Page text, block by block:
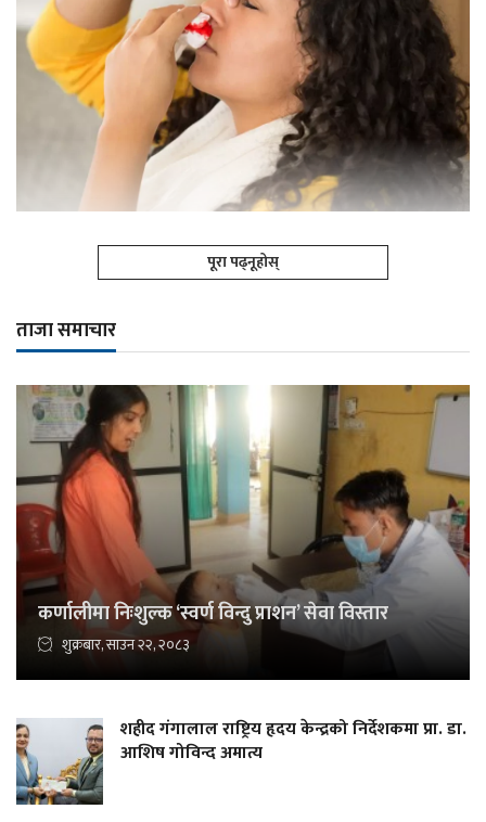
पूरा पढ्नूहोस्
ताजा समाचार
कर्णालीमा निःशुल्क ‘स्वर्ण विन्दु प्राशन’ सेवा विस्तार
शुक्रबार, साउन २२, २०८३
शहीद गंगालाल राष्ट्रिय हृदय केन्द्रको निर्देशकमा प्रा. डा.
आशिष गोविन्द अमात्य